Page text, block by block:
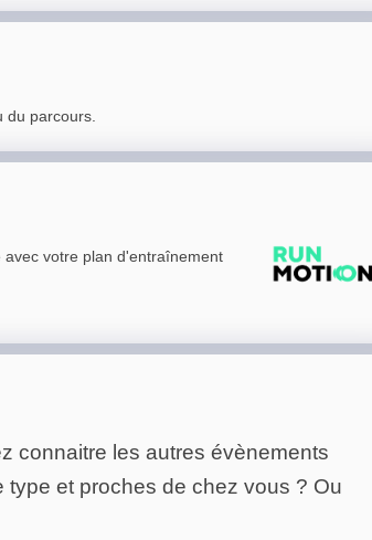
du parcours.
votre plan d'entraînement
connaitre les autres évènements
et proches de chez vous ? Ou